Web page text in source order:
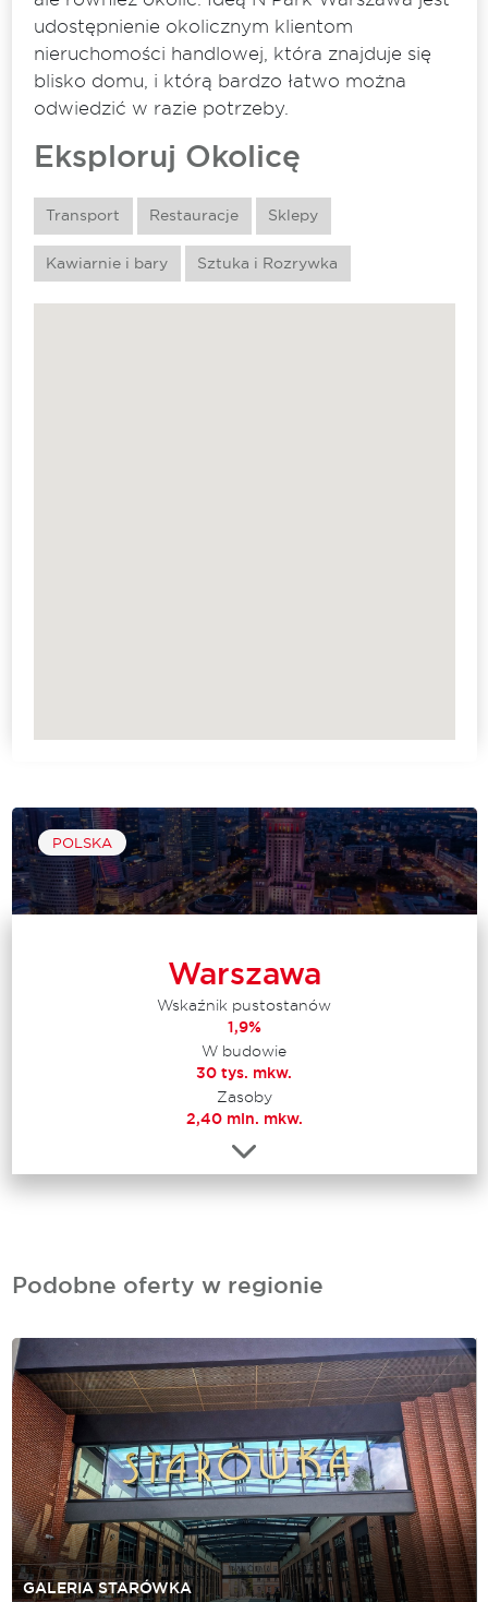
udostępnienie okolicznym klientom
nieruchomości handlowej, która znajduje się
blisko domu, i którą bardzo łatwo można
odwiedzić w razie potrzeby.
Eksploruj Okolicę
Transport Restauracje Sklepy
Kawiarnie i bary Sztuka i Rozrywka
POLSKA
Warszawa
Wskaźnik pustostanów
1,9%
W budowie
30 tys. mkw.
Zasoby
2,40 mln. mkw.
Podobne oferty w regionie
GALERIA STARÓWKA